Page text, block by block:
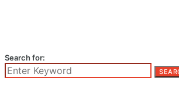
Search for: